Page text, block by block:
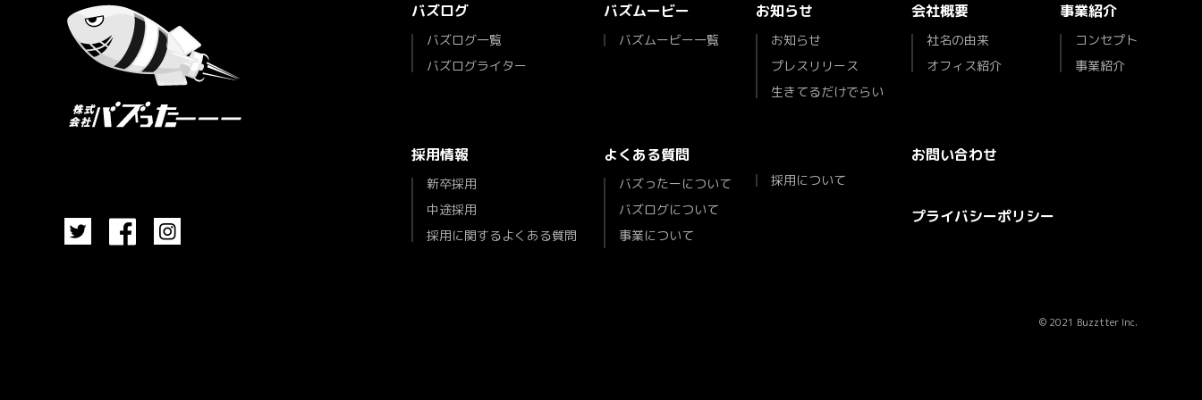
バズログ
バズログ一覧
バズログライター
バズムービー
バズムービー一覧
お知らせ
お知らせ
プレスリリース
生きてるだけでらい
会社概要
社名の由来
オフィス紹介
事業紹介
コンセプト
事業紹介
採用情報
新卒採用
中途採用
採用に関するよくある質問
よくある質問
バズったーについて
バズログについて
事業について
採用について
お問い合わせ
プライバシーポリシー
© 2021 Buzztter Inc.